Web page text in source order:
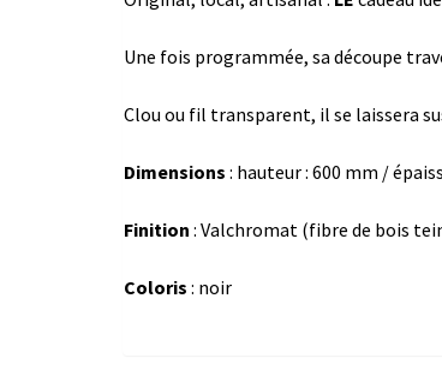
Une fois programmée, sa découpe
Clou ou fil transparent, il se laissera
Dimensions : hauteur : 600 mm /
Finition : Valchromat (fibre de bois
Coloris : noir